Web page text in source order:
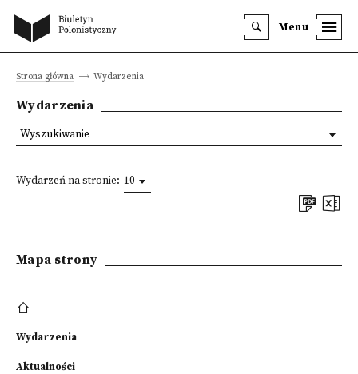
Menu
Strona główna Wydarzenia
Wydarzenia
Wydarzeń na stronie: 10
Wyszukiwanie
Mapa strony
Wydarzenia
Aktualności